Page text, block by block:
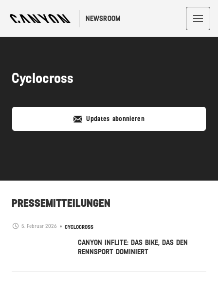
NEWSROOM
Cyclocross
Updates abonnieren
PRESSEMITTEILUNGEN
5. Februar 2026 CYCLOCROSS
CANYON INFLITE: DAS BIKE, DAS DEN
RENNSPORT DOMINIERT